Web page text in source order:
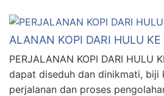
ALANAN KOPI DARI HULU KE
PERJALANAN KOPI DARI HULU
dapat diseduh dan dinikmati, biji
perjalanan dan proses